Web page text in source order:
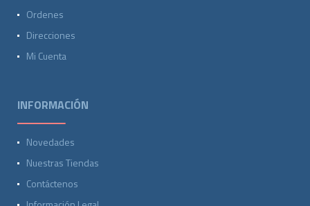
Ordenes
Direcciones
Mi Cuenta
INFORMACIÓN
Novedades
Nuestras Tiendas
Contáctenos